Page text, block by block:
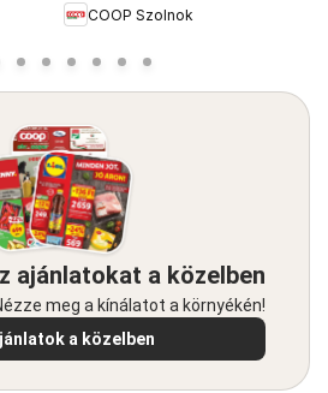
COOP Szolnok
ajánlatokat a közelben
meg a kínálatot a környékén!
a közelben